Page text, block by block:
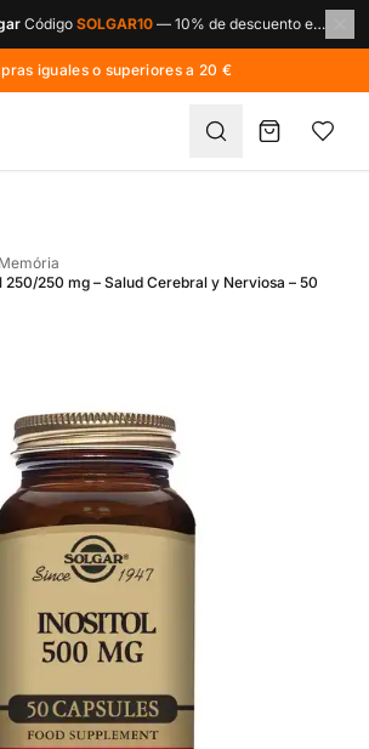
Código SOLGAR10 — 10% de descuento en toda la marca Solgar.
iguales o superiores a 20 €
Memória
250/250 mg – Salud Cerebral y Nerviosa – 50